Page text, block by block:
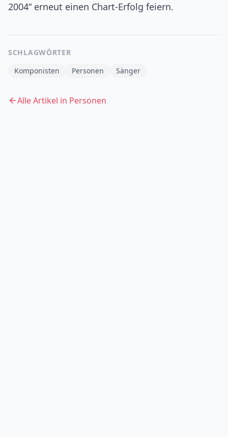
2004“ erneut einen Chart-Erfolg feiern.
SCHLAGWÖRTER
Komponisten
Personen Sänger
Alle Artikel in Personen